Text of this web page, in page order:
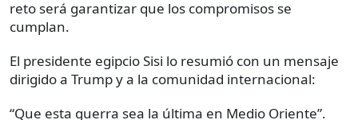
reto será garantizar que los compromisos se
cumplan.
El presidente egipcio Sisi lo resumió con un mensaje
dirigido a Trump y a la comunidad internacional:
“Que esta guerra sea la última en Medio Oriente”.